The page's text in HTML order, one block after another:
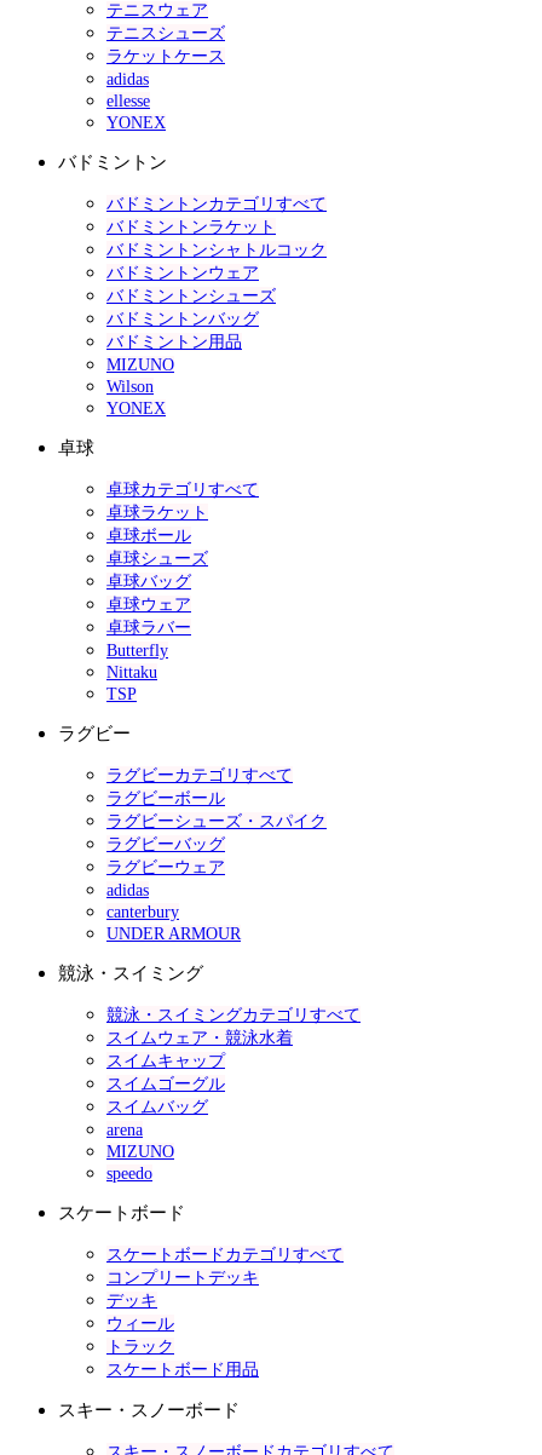
テニスウェア
テニスシューズ
ラケットケース
adidas
ellesse
YONEX
バドミントン
バドミントンカテゴリすべて
バドミントンラケット
バドミントンシャトルコック
バドミントンウェア
バドミントンシューズ
バドミントンバッグ
バドミントン用品
MIZUNO
Wilson
YONEX
卓球
卓球カテゴリすべて
卓球ラケット
卓球ボール
卓球シューズ
卓球バッグ
卓球ウェア
卓球ラバー
Butterfly
Nittaku
TSP
ラグビー
ラグビーカテゴリすべて
ラグビーボール
ラグビーシューズ・スパイク
ラグビーバッグ
ラグビーウェア
adidas
canterbury
UNDER ARMOUR
競泳・スイミング
競泳・スイミングカテゴリすべて
スイムウェア・競泳水着
スイムキャップ
スイムゴーグル
スイムバッグ
arena
MIZUNO
speedo
スケートボード
スケートボードカテゴリすべて
コンプリートデッキ
デッキ
ウィール
トラック
スケートボード用品
スキー・スノーボード